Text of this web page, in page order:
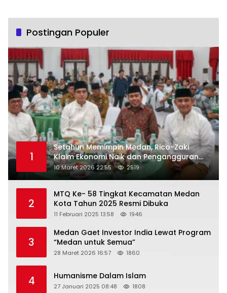
Postingan Populer
1
Setahun Memimpin Medan, Rico-Zaki
Klaim Ekonomi Naik dan Pengangguran
Turun
10 Maret 2026 22:55 2519
2
MTQ Ke- 58 Tingkat Kecamatan Medan
Kota Tahun 2025 Resmi Dibuka
11 Februari 2025 13:58 1946
3
Medan Gaet Investor India Lewat Program
“Medan untuk Semua”
28 Maret 2026 16:57 1860
4 Humanisme Dalam Islam
27 Januari 2025 08:48 1808